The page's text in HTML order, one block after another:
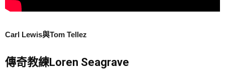
Carl Lewis與Tom Tellez
傳奇教練Loren Seagrave